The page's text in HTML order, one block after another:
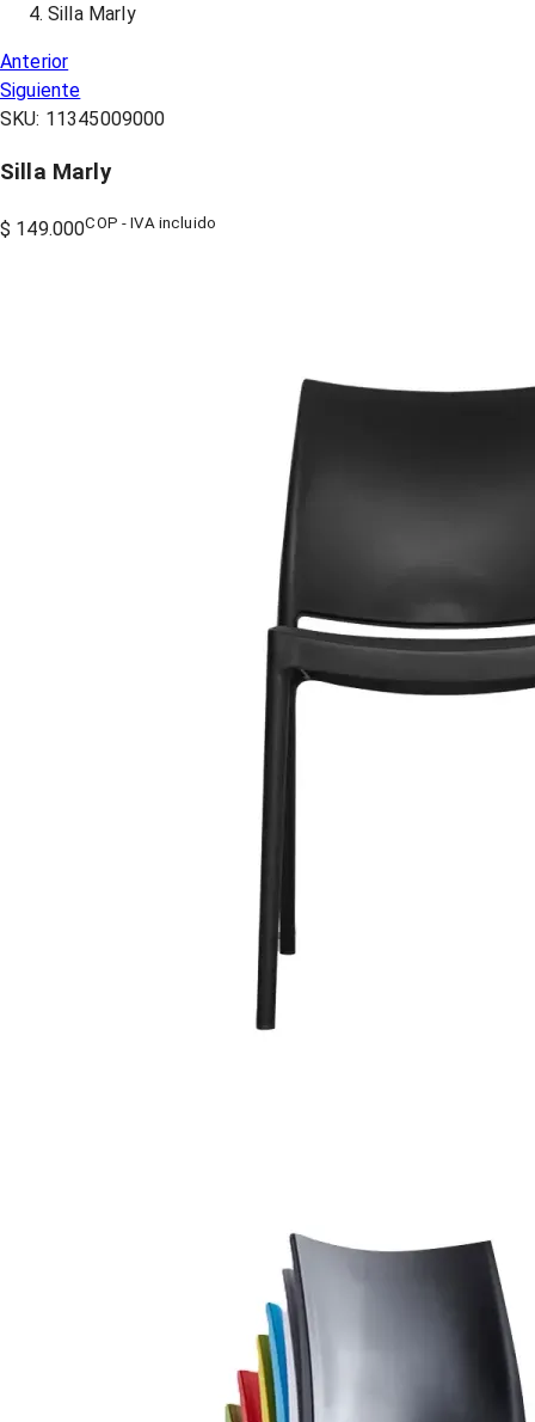
Silla Marly
Anterior
Siguiente
SKU: 11345009000
Silla Marly
$ 149.000COP - IVA incluido